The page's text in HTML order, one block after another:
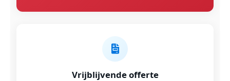
Vrijblijvende offerte